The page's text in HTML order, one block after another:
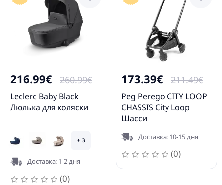
216.99€ 260.99€
Leclerc Baby Black
Люлька для коляски
+ 3
Доставка: 1-2 дня
(0)
173.39€ 211.49€
Peg Perego CITY LOOP
CHASSIS City Loop
Шасси
Доставка: 10-15 дня
(0)